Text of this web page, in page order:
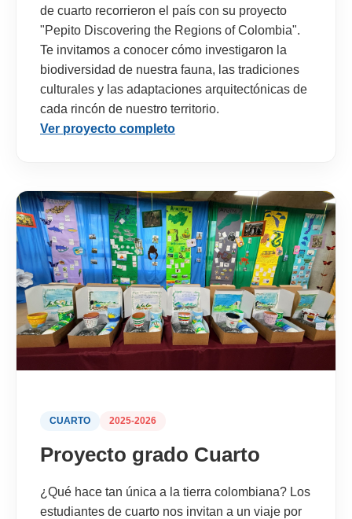
de cuarto recorrieron el país con su proyecto
"Pepito Discovering the Regions of Colombia".
Te invitamos a conocer cómo investigaron la
biodiversidad de nuestra fauna, las tradiciones
culturales y las adaptaciones arquitectónicas de
cada rincón de nuestro territorio.
Ver proyecto completo
CUARTO 2025-2026
Proyecto grado Cuarto
¿Qué hace tan única a la tierra colombiana? Los
estudiantes de cuarto nos invitan a un viaje por